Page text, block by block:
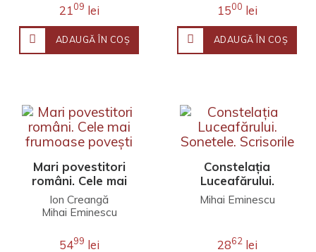
2109 lei
ADAUGĂ ÎN COŞ
1500 lei
ADAUGĂ ÎN COŞ
Mari povestitori
români. Cele mai
frumoase povești
Ion Creangă
Mihai Eminescu
5499 lei
Constelaţia
Luceafărului.
Sonetele.
Scrisorile
Mihai Eminescu
2862lei